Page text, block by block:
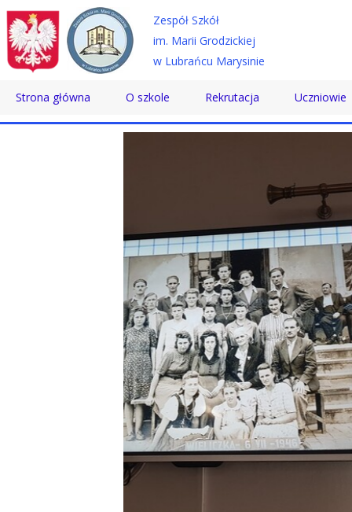
Strona główna O szkole
Historia
Nauczyciele
Pracownicy
Absolwenci
Certyfikaty
Podziękowania
Programy
Porozumienia
Rekrutacja
Technikum
Szkoła Policealna
Uczniowie
Samorząd
Pomoc
Biblioteka
SKS
Konkursy
Zespół Szkół
im. Marii Grodzickiej
w Lubrańcu Marysinie